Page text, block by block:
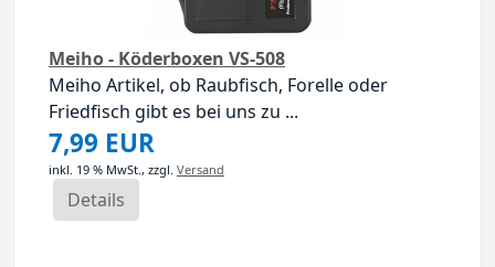
Meiho - Köderboxen VS-508
Meiho Artikel, ob Raubfisch, Forelle oder
Friedfisch gibt es bei uns zu ...
7,99 EUR
inkl. 19 % MwSt., zzgl. Versand
Details